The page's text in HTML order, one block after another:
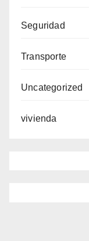
Seguridad
Transporte
Uncategorized
vivienda